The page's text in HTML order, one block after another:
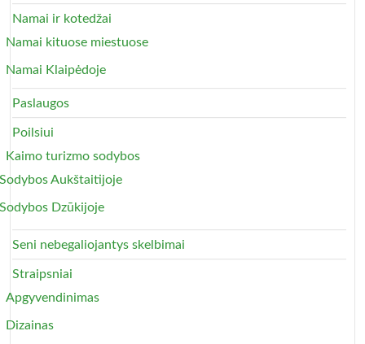
Namai ir kotedžai
Namai kituose miestuose
Namai Klaipėdoje
Paslaugos
Poilsiui
Kaimo turizmo sodybos
Sodybos Aukštaitijoje
Sodybos Dzūkijoje
Seni nebegaliojantys skelbimai
Straipsniai
Apgyvendinimas
Dizainas